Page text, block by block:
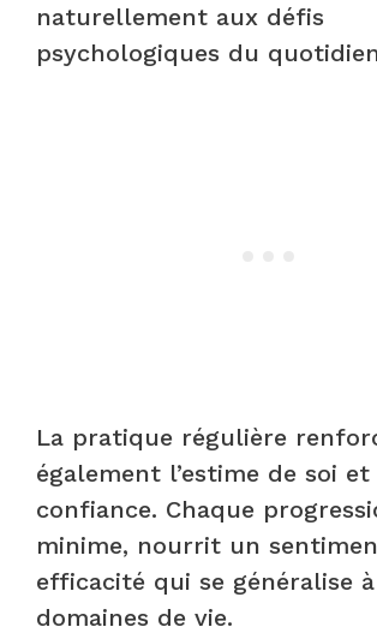
naturellement aux défis
psychologiques du
La pratique régulière
également l’estime de soi
confiance. Chaque
minime, nourrit un
efficacité qui se généralise à
domaines de vie.